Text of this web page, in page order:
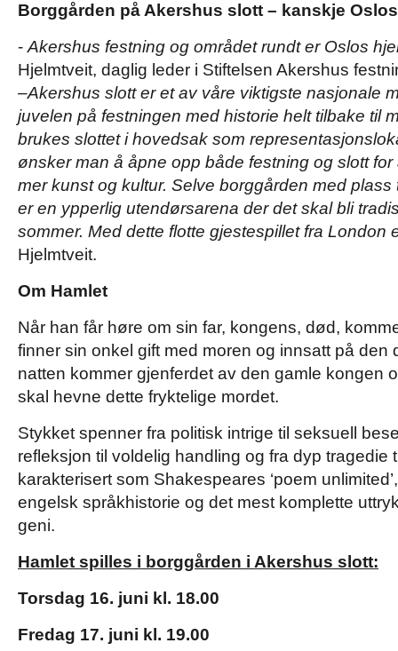
Borggården på Akershus slott – kanskje
- Akershus festning og området rundt er Oslos
Hjelmtveit, daglig leder i Stiftelsen Akershus
–Akershus slott er et av våre viktigste nasjonale
juvelen på festningen med historie helt tilbake til
brukes slottet i hovedsak som
ønsker man å åpne opp både festning og slott
mer kunst og kultur. Selve borggården med
er en ypperlig utendørsarena der det skal bli
sommer. Med dette flotte gjestespillet fra London
Hjelmtveit.
Om Hamlet
Når han får høre om sin far, kongens, død,
finner sin onkel gift med moren og innsatt på den
natten kommer gjenferdet av den gamle kongen
skal hevne dette fryktelige mordet.
Stykket spenner fra politisk intrige til seksuell
refleksjon til voldelig handling og fra dyp tragedie
karakterisert som Shakespeares ‘poem
engelsk språkhistorie og det mest komplette
geni.
Hamlet spilles i borggården i Akershus slott:
Torsdag 16. juni kl. 18.00
Fredag 17. juni kl. 19.00